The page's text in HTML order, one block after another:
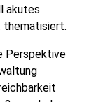
akutes
thematisiert.
Perspektive